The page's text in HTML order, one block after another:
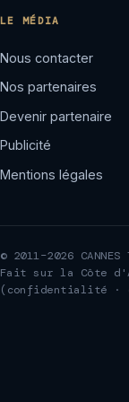
LE MÉDIA
Nous contacter
Nos partenaires
Devenir partenaire
Publicité
Mentions légales
© 2011–2026 CANNES
Fait sur la Côte
( confidentialité ·